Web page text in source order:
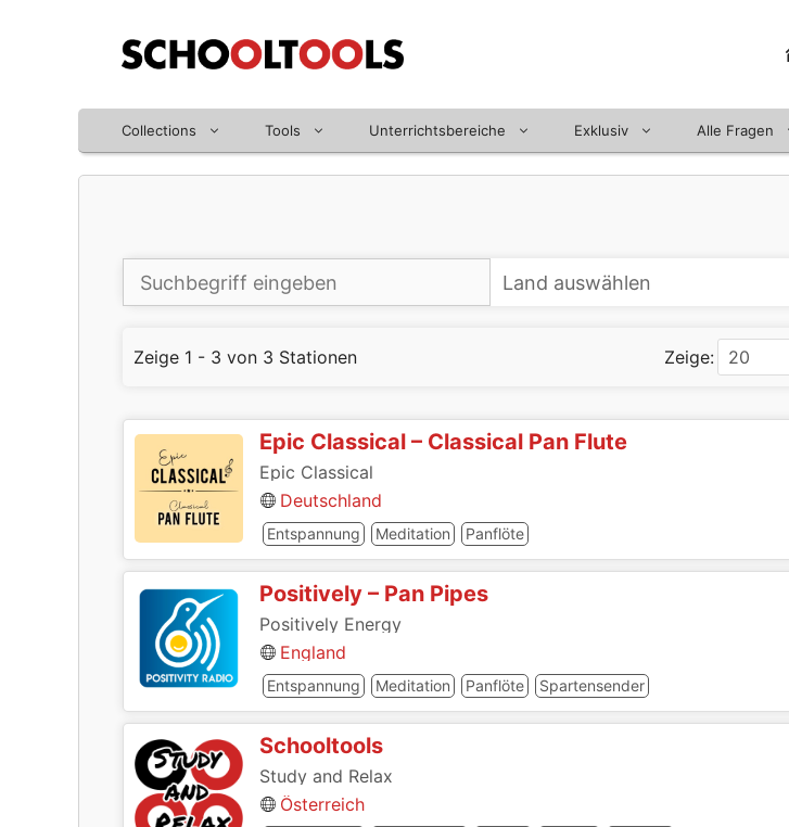
Collections Tools Unterrichtsbereiche Exklusiv Alle Fragen
Zeige 1 - 3 von 3 Stationen Zeige:
Epic Classical – Classical Pan Flute
Epic Classical
Deutschland
Entspannung Meditation Panflöte
Positively – Pan Pipes
Positively Energy
England
Entspannung Meditation Panflöte Spartensender
Schooltools
Study and Relax
Österreich